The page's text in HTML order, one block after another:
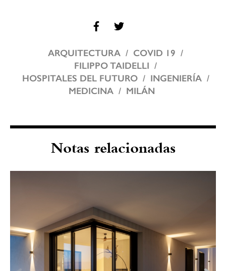
ARQUITECTURA
COVID 19
FILIPPO TAIDELLI
HOSPITALES DEL FUTURO
INGENIERÍA
MEDICINA
MILÁN
Notas relacionadas